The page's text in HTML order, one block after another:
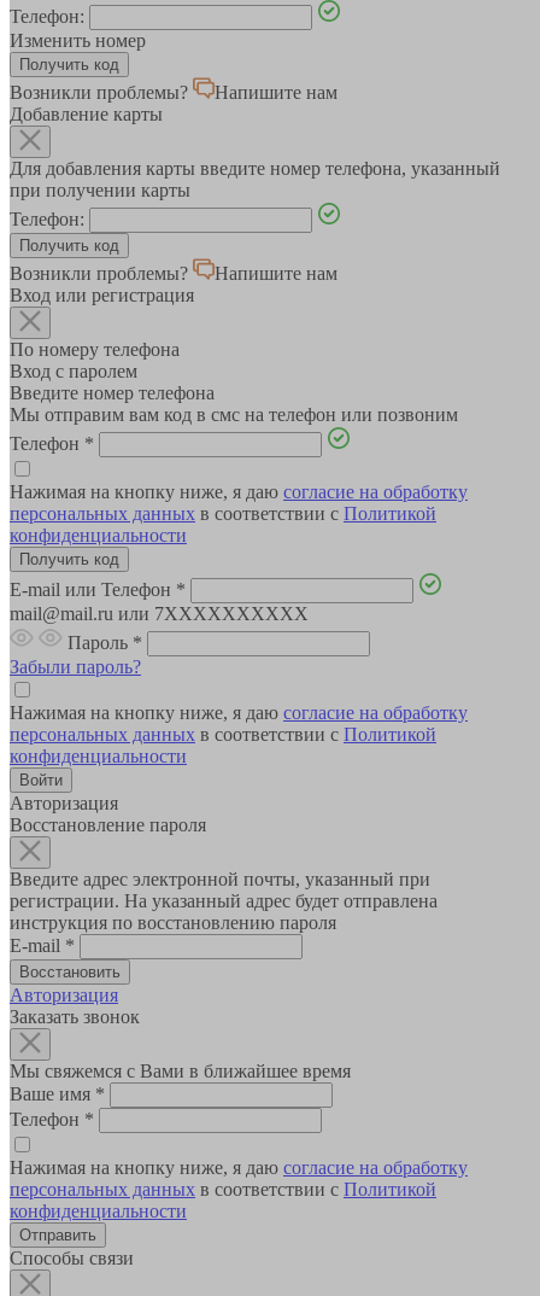
Телефон:
Изменить номер
Возникли проблемы?
Напишите нам
Добавление карты
Для добавления карты введите номер телефона, указанный
при получении карты
Телефон:
Возникли проблемы?
Напишите нам
Вход или регистрация
По номеру телефона
Вход с паролем
Введите номер телефона
Мы отправим вам код в смс на телефон или позвоним
Телефон *
Нажимая на кнопку ниже, я даю согласие на обработку
персональных данных в соответствии с Политикой
конфиденциальности
E-mail или Телефон *
mail@mail.ru или 7XXXXXXXXXX
Пароль *
Забыли пароль?
Нажимая на кнопку ниже, я даю согласие на обработку
персональных данных в соответствии с Политикой
конфиденциальности
Авторизация
Восстановление пароля
Введите адрес электронной почты, указанный при
регистрации. На указанный адрес будет отправлена
инструкция по восстановлению пароля
E-mail *
Авторизация
Заказать звонок
Мы свяжемся с Вами в ближайшее время
Ваше имя *
Телефон *
Нажимая на кнопку ниже, я даю согласие на обработку
персональных данных в соответствии с Политикой
конфиденциальности
Способы связи